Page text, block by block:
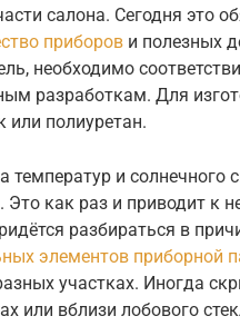
салона. Сегодня это
приборов и полезных
необходимо
разработкам. Для
полиуретан.
температур и солнечного
как раз и приводит к
разбираться в
элементов приборной
участках. Иногда
или вблизи лобового